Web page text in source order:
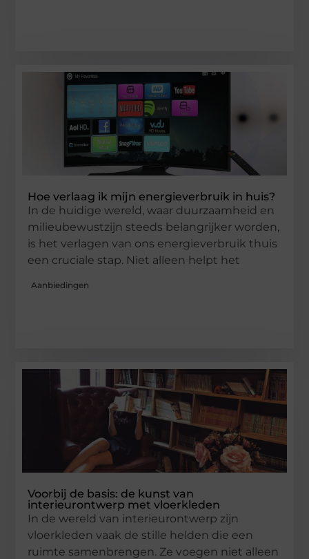
Hoe verlaag ik mijn energieverbruik in huis?
In de huidige wereld, waar duurzaamheid en
milieubewustzijn steeds belangrijker worden,
is het verlagen van ons energieverbruik thuis
een cruciale stap. Niet alleen helpt het
Aanbiedingen
Voorbij de basis: de kunst van
interieurontwerp met vloerkleden
In de wereld van interieurontwerp zijn
vloerkleden vaak de stille helden die een
ruimte samenbrengen. Ze voegen niet alleen